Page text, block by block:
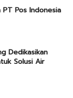
PT Pos Indonesia
Dedikasikan
Solusi Air